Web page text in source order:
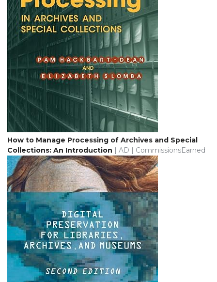
How to Manage Processing of Archives and Special
Collections: An Introduction | AD | CommissionsEarned